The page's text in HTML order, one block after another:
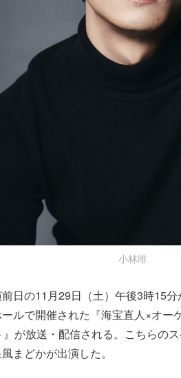
小林唯
日の11月29日（土）午後3時15
ルで開催された『海宝直人×オー
が放送・配信される。こちらの
まどかが出演した。